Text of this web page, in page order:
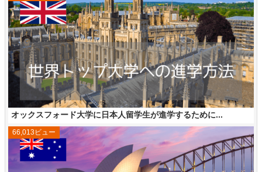
オックスフォード大学に日本人留学生が進学するために...
66,013ビュー